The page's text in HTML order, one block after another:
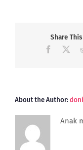
gruping
Preview
Share
Facebook
About the Author:doni
Anak